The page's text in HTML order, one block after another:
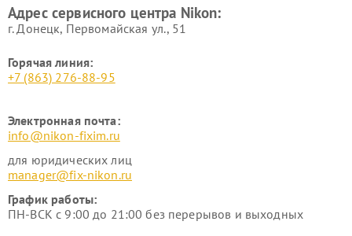
Адрес сервисного центра Nikon:
г. Донецк, Первомайская ул., 51
Горячая линия:
+7 (863) 276-88-95
Электронная почта:
info@nikon-fixim.ru
для юридических лиц
manager@fix-nikon.ru
График работы:
ПН-ВСК с 9:00 до 21:00 без перерывов и выходных